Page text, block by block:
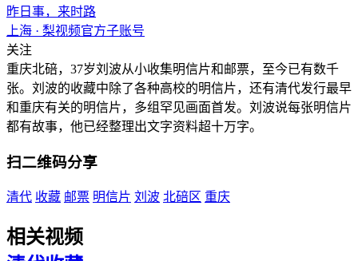
昨日事，来时路
上海 · 梨视频官方子账号
关注
重庆北碚，37岁刘波从小收集明信片和邮票，至今已有数千
张。刘波的收藏中除了各种高校的明信片，还有清代发行最早
和重庆有关的明信片，多组罕见画面首发。刘波说每张明信片
都有故事，他已经整理出文字资料超十万字。
扫二维码分享
清代 收藏 邮票 明信片 刘波 北碚区 重庆
相关视频